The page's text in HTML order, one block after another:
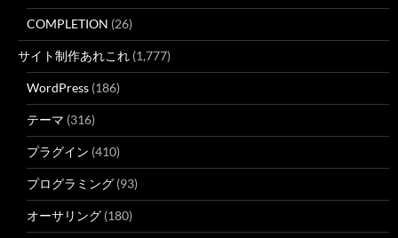
COMPLETION (26)
サイト制作あれこれ (1,777)
WordPress (186)
テーマ (316)
プラグイン (410)
プログラミング (93)
オーサリング (180)